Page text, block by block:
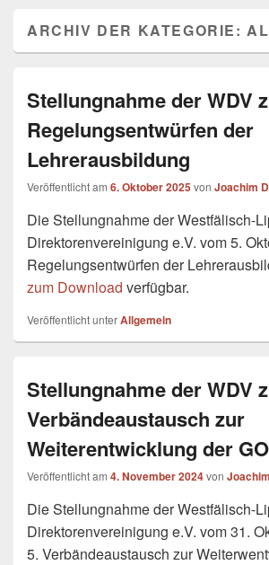
ARCHIV DER KATEGORIE:
Stellungnahme der WDV
Regelungsentwürfen der
Lehrerausbildung
Veröffentlicht am 6. Oktober 2025 von Joachim
Die Stellungnahme der Westfälisch-
Direktorenvereinigung e.V. vom 5.
Regelungsentwürfen der
zum Download verfügbar.
Veröffentlicht unterAllgemein
Stellungnahme der WDV
Verbändeaustausch zur
Weiterentwicklung der
Veröffentlicht am 4. November 2024von
Die Stellungnahme der Westfälisch-
Direktorenvereinigung e.V. vom 31.
5. Verbändeaustausch zur